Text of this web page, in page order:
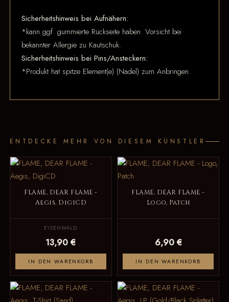
Sicherheitshinweis bei Aufnähern:
*kann ggf. gummierte Rückseite haben. Vorsicht bei
bekannter Allergie zu Kautschuk.
Sicherheitshinweis bei Pins/Ansteckern:
*Produkt hat spitze Element(e) (Nadel) zum Anbringen.
ENTDECKE MEHR VON DIESEM KÜNSTLER
FLAME, DEAR FLAME -
Aegis, DigiCD
EISENWALD
13,90 €
IN DEN WARENKORB
FLAME, DEAR FLAME -
Logo, Patch
6,90 €
IN DEN WARENKORB